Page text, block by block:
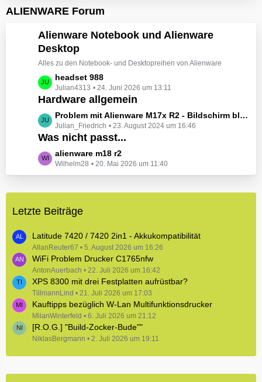
ä
e
e
t
r
ä
g
e
z
e
B
e
i
t
r
ä
g
e
ALIENWARE Forum
Alienware Notebook und Alienware
Desktop
Alles zu den Notebook- und Desktopreihen von Alienware
L
e
t
z
t
e
e
r
g
headset 988
Julian4313 24. Juni 2026 um 13:11
Hardware allgemein
L
e
t
z
t
e
i
ä
g
e
Problem mit Alienware M17x R2 - Bildschirm bleibt schwarz beim Start
Julian_Friedrich 23. August 2024 um 16:46
Was nicht passt...
L
e
t
e
e
i
t
r
ä
g
e
alienware m18 r2
Wilhelm28 20. Mai 2026 um 11:40
Letzte Beiträge
Latitude 7420 / 7420 2in1 - Akkukompatibilität
AllanReuter67 5. August 2026 um 16:26
WiFi Problem Drucker C1765nfw
AntonAuerbach 22. Juli 2026 um 16:42
XPS 8300 mit drei Festplatten aufrüstbar?
TillmannLind 21. Juli 2026 um 17:03
Kauftipps bezüglich W-Lan Multifunktionsdrucker
MilanWinterfeld 6. Juli 2026 um 21:12
[R.O.G.] "Build-Zocker-Bude""
NiklasBergmann 2. Juli 2026 um 19:11